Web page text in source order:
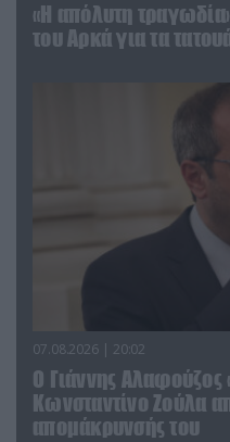
«Η απόλυτη
του Αρκά για τα
07.08.2026 | 20:02
Ο Γιάννης Αλαφούζος
Κωνσταντίνο Ζούλα
απομάκρυνσής του